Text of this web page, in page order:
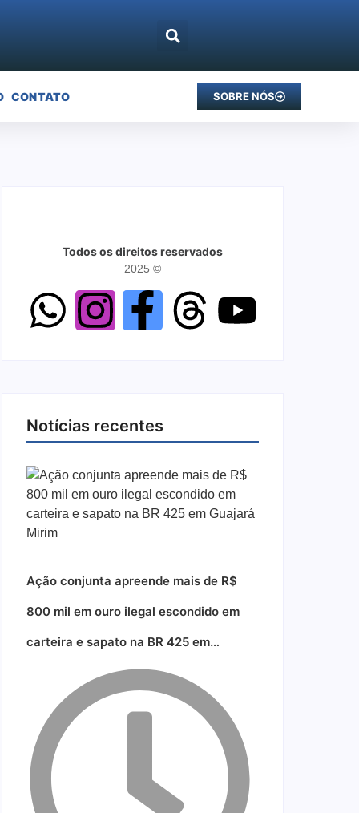
CONTATO SOBRE NÓS
Todos os direitos reservados
2025 ©
Notícias recentes
Ação conjunta apreende mais de R$
800 mil em ouro ilegal escondido em
carteira e sapato na BR 425 em…